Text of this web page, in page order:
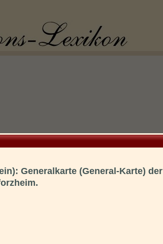
Generalkarte (General-Karte) der